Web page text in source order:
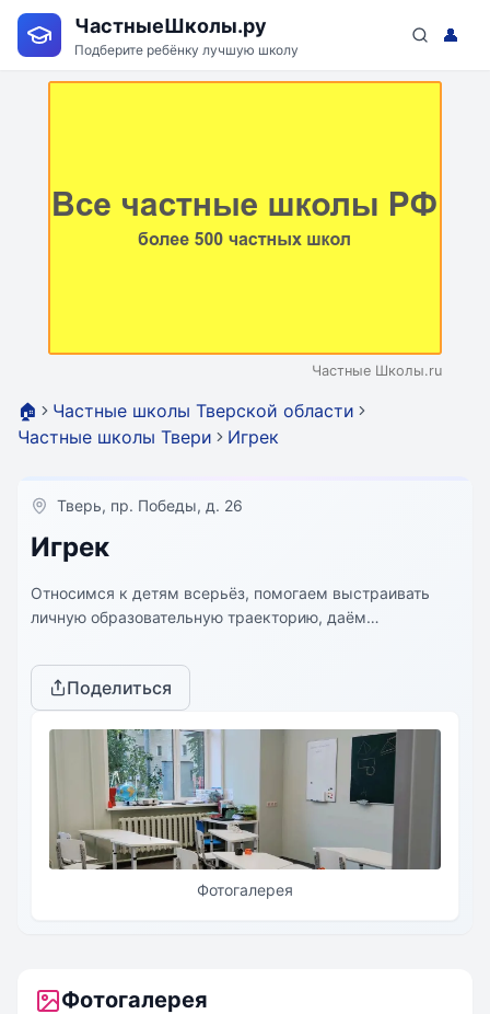
ЧастныеШколы.ру
Подберите ребёнку лучшую школу
👤
Частные Школы.ru
🏠
Частные школы Тверской области
Частные школы Твери
Игрек
Тверь, пр. Победы, д. 26
Игрек
Относимся к детям всерьёз, помогаем выстраивать
личную образовательную траекторию, даём
И строим взаимодействие на основе уважения.
Поделиться
Фотогалерея
Фотогалерея